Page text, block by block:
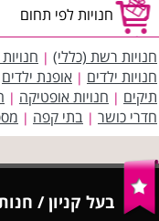
חנויות לפי תחום
חנויות רשת (כללי) |
חנויות ילדים | אופנת ילדים
תיקים | חנויות אופטיקה |
חדרי כושר | בתי קפה |
בעל קניון /